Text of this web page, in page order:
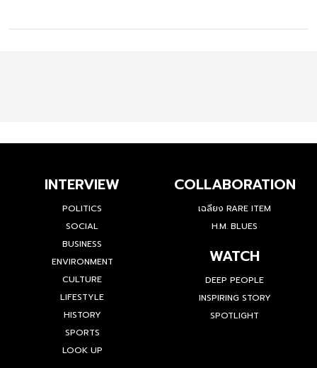
INTERVIEW
POLITICS
SOCIAL
BUSINESS
ENVIRONMENT
CULTURE
LIFESTYLE
HISTORY
SPORTS
LOOK UP
COLLABORATION
เฉลียง RARE ITEM
H.M. BLUES
WATCH
DEEP PEOPLE
INSPIRING STORY
SPOTLIGHT